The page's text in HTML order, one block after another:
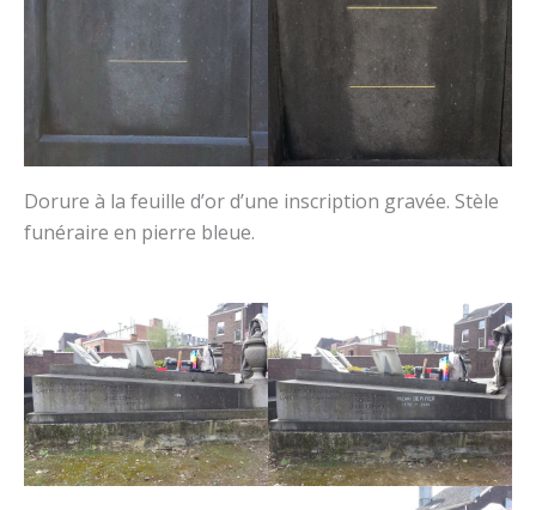
Dorure à la feuille d’or d’une inscription gravée. Stèle
funéraire en pierre bleue.